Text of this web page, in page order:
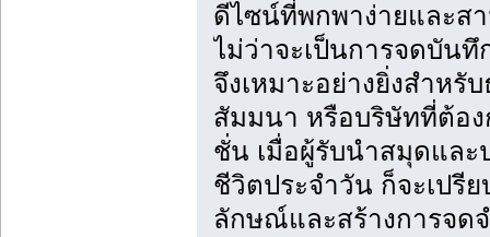
ดีไซน์ที่พกพาง่ายและส
ไม่ว่าจะเป็นการจดบันทึ
จึงเหมาะอย่างยิ่งสำหรั
สัมมนา หรือบริษัทที่ต้อง
ชั่น เมื่อผู้รับนำสมุดและ
ชีวิตประจำวัน ก็จะเปรี
ลักษณ์และสร้างการจด